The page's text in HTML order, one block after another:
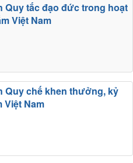
Quy tắc đạo đức trong hoạt
Việt Nam
Quy chế khen thưởng, kỷ
Việt Nam